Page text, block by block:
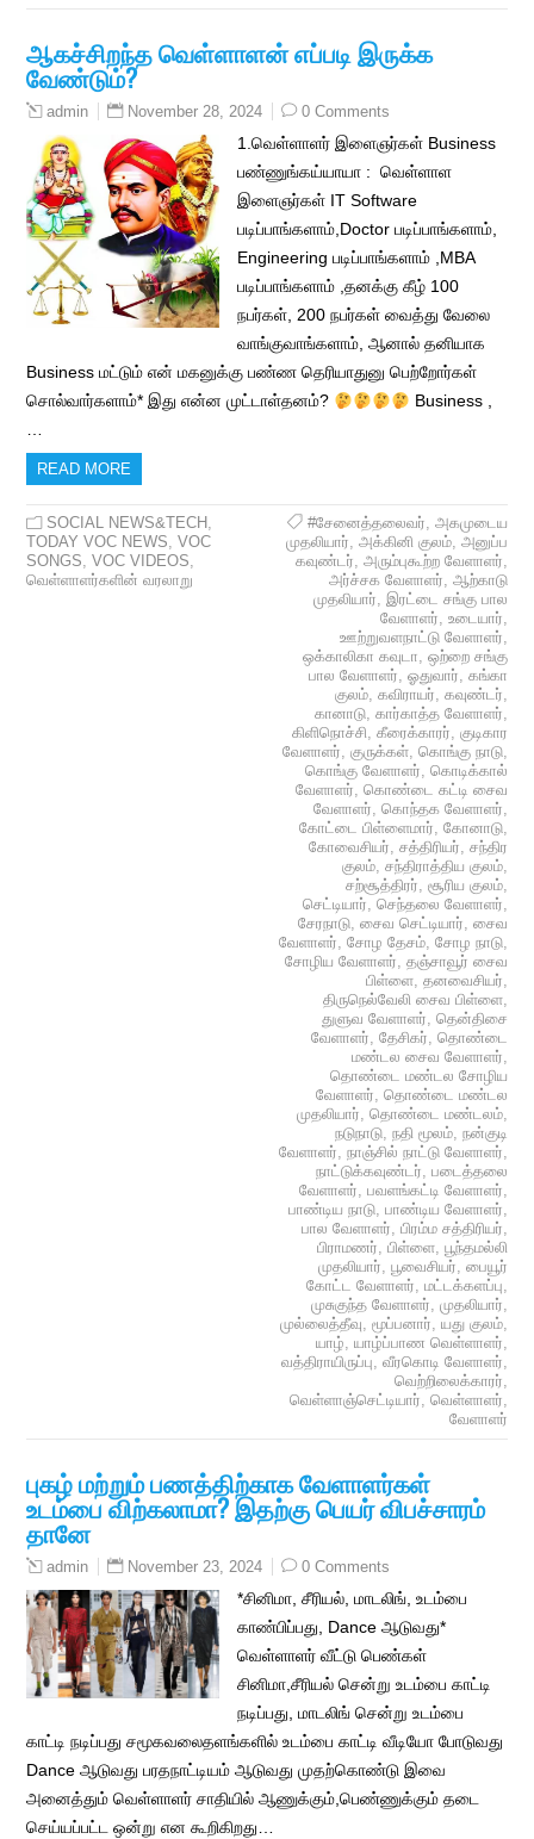
ஆகச்சிறந்த வெள்ளாளன் எப்படி இருக்க
வேண்டும்?
admin November 28, 2024 0 Comments
1.வெள்ளாளர் இளைஞர்கள் Business
பண்ணுங்கய்யாயா : வெள்ளாள
இளைஞர்கள் IT Software
படிப்பாங்களாம்,Doctor படிப்பாங்களாம்,
Engineering படிப்பாங்களாம் ,MBA
படிப்பாங்களாம் ,தனக்கு கீழ் 100
நபர்கள், 200 நபர்கள் வைத்து வேலை
வாங்குவாங்களாம், ஆனால் தனியாக
Business மட்டும் என் மகனுக்கு பண்ண தெரியாதுனு பெற்றோர்கள்
சொல்வார்களாம்* இது என்ன முட்டாள்தனம்?
Business ,
…
READ MORE
SOCIAL NEWS&TECH ,
TODAY VOC NEWS,VOC
SONGS,VOC VIDEOS,
வெள்ளாளர்களின் வரலாறு
#சேனைத்தலைவர், அகமுடைய
முதலியார், அக்கினி குலம், அனுப்ப
கவுண்டர், அரும்புகூற்ற வேளாளர்,
அர்ச்சக வேளாளர், ஆற்காடு
முதலியார், இரட்டை சங்கு பால
வேளாளர், உடையார்,
ஊற்றுவளநாட்டு வேளாளர்,
ஒக்காலிகா கவுடா, ஒற்றை சங்கு
பால வேளாளர், ஓதுவார், கங்கா
குலம், கவிராயர், கவுண்டர்,
கானாடு, கார்காத்த வேளாளர்,
கிளிநொச்சி, கீரைக்காரர், குடிகார
வேளாளர், குருக்கள், கொங்கு நாடு,
கொங்கு வேளாளர், கொடிக்கால்
வேளாளர், கொண்டை கட்டி சைவ
வேளாளர், கொந்தக வேளாளர்,
கோட்டை பிள்ளைமார், கோனாடு,
கோவைசியர், சத்திரியர், சந்திர
குலம், சந்திராத்திய குலம்,
சற்சூத்திரர், சூரிய குலம்,
செட்டியார், செந்தலை வேளாளர்,
சேரநாடு, சைவ செட்டியார், சைவ
வேளாளர், சோழ தேசம், சோழ நாடு,
சோழிய வேளாளர், தஞ்சாவூர் சைவ
பிள்ளை, தனவைசியர்,
திருநெல்வேலி சைவ பிள்ளை,
துளுவ வேளாளர், தென்திசை
வேளாளர், தேசிகர், தொண்டை
மண்டல சைவ வேளாளர்,
தொண்டை மண்டல சோழிய
வேளாளர், தொண்டை மண்டல
முதலியார், தொண்டை மண்டலம்,
நடுநாடு, நதி மூலம், நன்குடி
வேளாளர், நாஞ்சில் நாட்டு வேளாளர்,
நாட்டுக்கவுண்டர், படைத்தலை
வேளாளர், பவளங்கட்டி வேளாளர்,
பாண்டிய நாடு, பாண்டிய வேளாளர்,
பால வேளாளர், பிரம்ம சத்திரியர்,
பிராமணர், பிள்ளை, பூந்தமல்லி
முதலியார், பூவைசியர், பையூர்
கோட்ட வேளாளர், மட்டக்களப்பு,
முசுகுந்த வேளாளர், முதலியார்,
முல்லைத்தீவு, மூப்பனார், யது குலம்,
யாழ், யாழ்ப்பாண வெள்ளாளர்,
வத்திராயிருப்பு, வீரகொடி வேளாளர்,
வெற்றிலைக்காரர்,
வெள்ளாஞ்செட்டியார், வெள்ளாளர்,
வேளாளர்
புகழ் மற்றும் பணத்திற்காக வேளாளர்கள்
உடம்பை விற்கலாமா? இதற்கு பெயர் விபச்சாரம்
தானே
admin November 23, 2024 0 Comments
*சினிமா, சீரியல், மாடலிங், உடம்பை
காண்பிப்பது, Dance ஆடுவது*
வெள்ளாளர் வீட்டு பெண்கள்
சினிமா,சீரியல் சென்று உடம்பை காட்டி
நடிப்பது, மாடலிங் சென்று உடம்பை
காட்டி நடிப்பது சமூகவலைதளங்களில் உடம்பை காட்டி வீடியோ போடுவது
Dance ஆடுவது பரதநாட்டியம் ஆடுவது முதற்கொண்டு இவை
அனைத்தும் வெள்ளாளர் சாதியில் ஆணுக்கும்,பெண்ணுக்கும் தடை
செய்யப்பட்ட ஒன்று என கூறிகிறது…